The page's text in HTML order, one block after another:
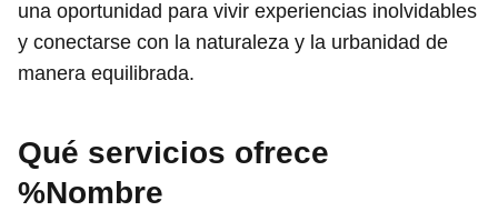
una oportunidad para vivir experiencias inolvidables
y conectarse con la naturaleza y la urbanidad de
manera equilibrada.
Qué servicios ofrece
%Nombre